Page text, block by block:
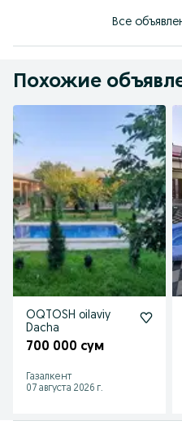
Все
Похожие
OQTOSH oilaviy
Dacha
700 000 сум
Газалкент
07 августа 2026 г.